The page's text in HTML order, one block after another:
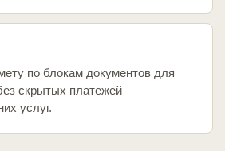
по блокам документов для
скрытых платежей
услуг.